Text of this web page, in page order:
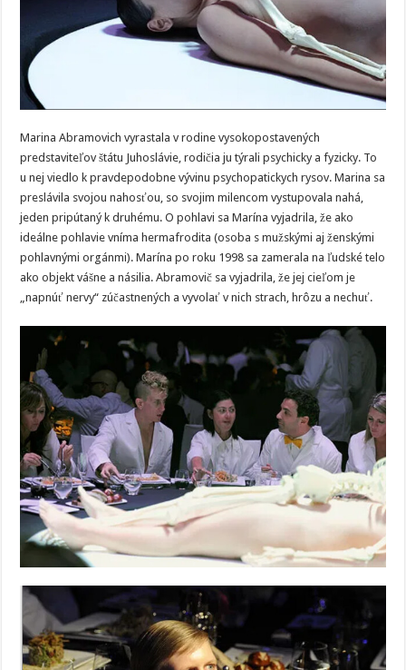
Marina Abramovich vyrastala v rodine vysokopostavených
predstaviteľov štátu Juhoslávie, rodičia ju týrali psychicky a fyzicky. To
u nej viedlo k pravdepodobne vývinu psychopatickych rysov. Marina sa
preslávila svojou nahosťou, so svojim milencom vystupovala nahá,
jeden pripútaný k druhému. O pohlavi sa Marína vyjadrila, že ako
ideálne pohlavie vníma hermafrodita (osoba s mužskými aj ženskými
pohlavnými orgánmi). Marína po roku 1998 sa zamerala na ľudské telo
ako objekt vášne a násilia. Abramovič sa vyjadrila, že jej cieľom je
„napnúť nervy“ zúčastnených a vyvolať v nich strach, hrôzu a nechuť.